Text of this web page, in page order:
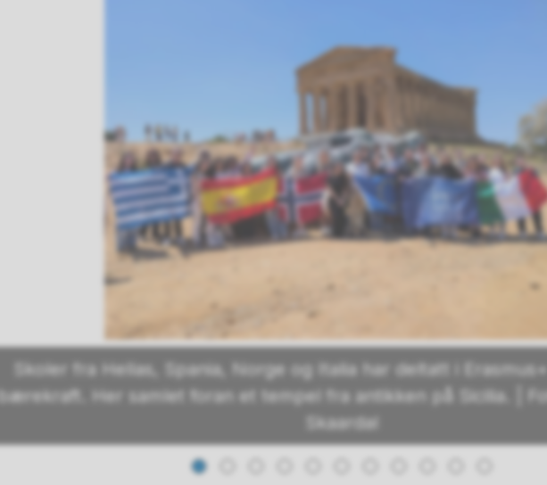
Skoler fra Hellas, Spania, Norge og Italia har deltatt i
bærekraft. Her samlet foran et tempel fra antikken på Sicilia. |
Skaardal